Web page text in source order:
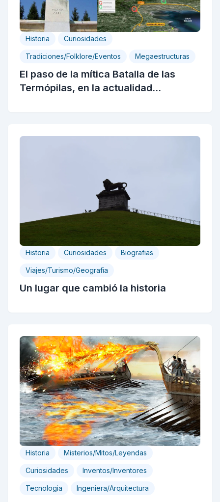
Historia Curiosidades
Tradiciones/Folklore/Eventos Megaestructuras
El paso de la mítica Batalla de las
Termópilas, en la actualidad...
Historia Curiosidades Biografias
Viajes/Turismo/Geografia
Un lugar que cambió la historia
Historia Misterios/Mitos/Leyendas
Curiosidades Inventos/Inventores
Tecnologia Ingeniera/Arquitectura